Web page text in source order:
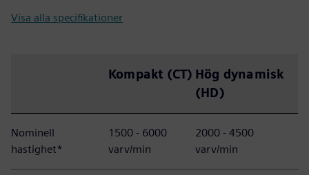
Visa alla specifikationer
Kompakt (CT) Hög dynamisk
(HD)
Nominell
hastighet*
1500 - 6000
varv/min
2000 - 4500
varv/min